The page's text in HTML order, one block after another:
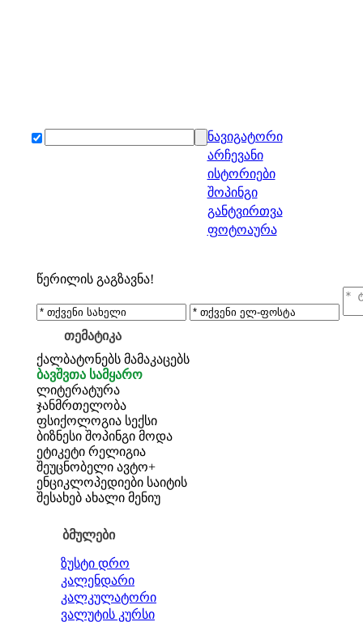
ნავიგატორი
არჩევანი
ისტორიები
შოპინგი
განტვირთვა
ფოტოაურა
წერილის გაგზავნა!
თემატიკა
ქალბატონებს მამაკაცებს
ბავშვთა სამყარო
ლიტერატურა
ჯანმრთელობა
ფსიქოლოგია სექსი
ბიზნესი შოპინგი მოდა
ეტიკეტი რელიგია
შეუცნობელი ავტო+
ენციკლოპედიები საიტის
შესახებ ახალი მენიუ
ბმულები
ზუსტი დრო
კალენდარი
კალკულატორი
ვალუტის კურსი